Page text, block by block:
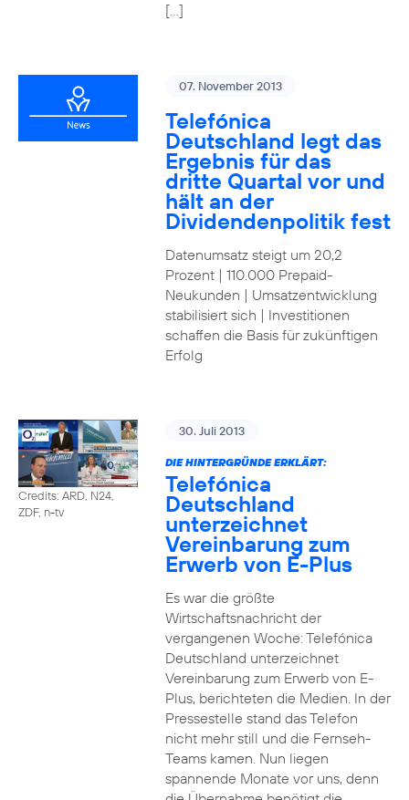
[…]
07. November 2013
Telefónica
Deutschland legt das
Ergebnis für das
dritte Quartal vor und
hält an der
Dividendenpolitik fest
Datenumsatz steigt um 20,2
Prozent | 110.000 Prepaid-
Neukunden | Umsatzentwicklung
stabilisiert sich | Investitionen
schaffen die Basis für zukünftigen
Erfolg
Credits: ARD, N24,
ZDF, n-tv
30. Juli 2013
DIE HINTERGRÜNDE ERKLÄRT:
Telefónica
Deutschland
unterzeichnet
Vereinbarung zum
Erwerb von E-Plus
Es war die größte
Wirtschaftsnachricht der
vergangenen Woche: Telefónica
Deutschland unterzeichnet
Vereinbarung zum Erwerb von E-
Plus, berichteten die Medien. In der
Pressestelle stand das Telefon
nicht mehr still und die Fernseh-
Teams kamen. Nun liegen
spannende Monate vor uns, denn